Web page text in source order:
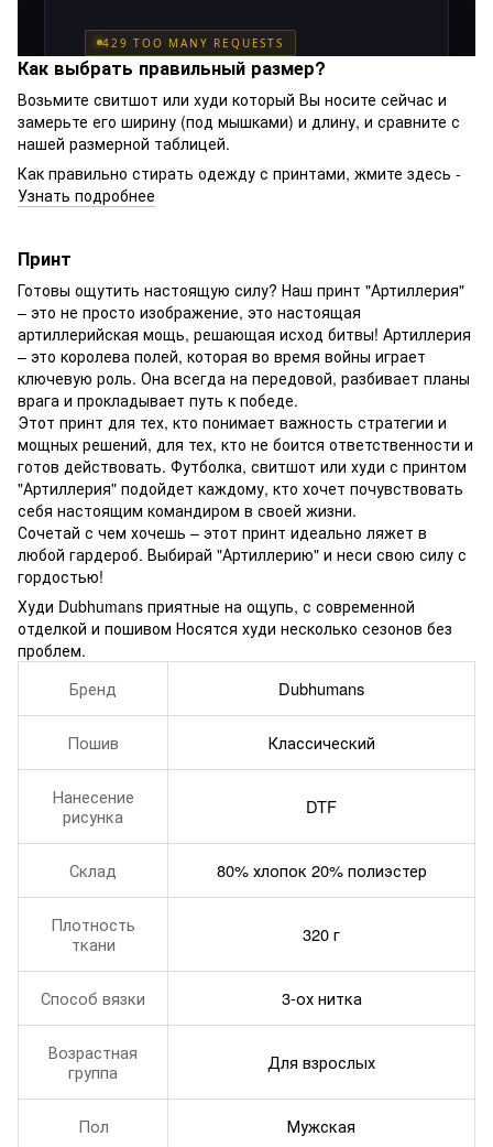
Как выбрать правильный размер?
Возьмите свитшот или худи который Вы носите сейчас и
замерьте его ширину (под мышками) и длину, и сравните с
нашей размерной таблицей.
Как правильно стирать одежду с принтами, жмите здесь -
Узнать подробнее
Принт
Готовы ощутить настоящую силу? Наш принт "Артиллерия"
– это не просто изображение, это настоящая
артиллерийская мощь, решающая исход битвы! Артиллерия
– это королева полей, которая во время войны играет
ключевую роль. Она всегда на передовой, разбивает планы
врага и прокладывает путь к победе.
Этот принт для тех, кто понимает важность стратегии и
мощных решений, для тех, кто не боится ответственности и
готов действовать. Футболка, свитшот или худи с принтом
"Артиллерия" подойдет каждому, кто хочет почувствовать
себя настоящим командиром в своей жизни.
Сочетай с чем хочешь – этот принт идеально ляжет в
любой гардероб. Выбирай "Артиллерию" и неси свою силу с
гордостью!
Худи Dubhumans приятные на ощупь, с современной
отделкой и пошивом Носятся худи несколько сезонов без
проблем.
Бренд Dubhumans
Пошив Классический
Нанесение
рисунка
DTF
Склад 80% хлопок 20% полиэстер
Плотность
ткани
320 г
Способ вязки 3-ох нитка
Возрастная
группа
Для взрослых
Пол Мужская